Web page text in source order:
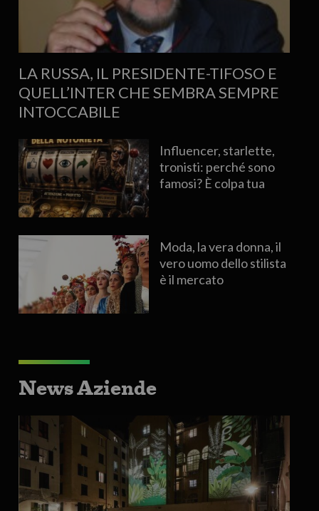
LA RUSSA, IL PRESIDENTE-TIFOSO E
QUELL’INTER CHE SEMBRA SEMPRE
INTOCCABILE
Influencer, starlette,
tronisti: perché sono
famosi? È colpa tua
Moda, la vera donna, il
vero uomo dello stilista
è il mercato
News Aziende